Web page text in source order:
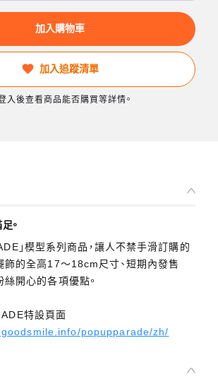
加入購物車
加入追蹤清單
入後查看商品能否購買等詳情。
。
」模型系列商品，讓人不禁手滑訂購的
飾的全高17～18cm尺寸、短期內發售
絲開心的各項優點。
特設頁面
popupparade/zh/